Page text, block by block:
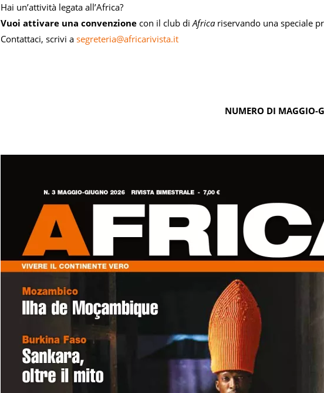
Hai un’attività legata all’Africa?
Vuoi attivare una convenzione con il club diAfricariservando una speciale
Contattaci, scrivi a segreteria@africarivista.it
NUMERO DI MAGGIO-